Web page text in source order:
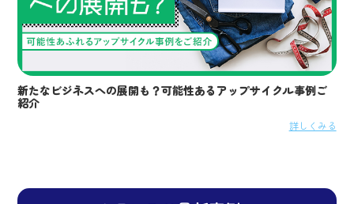
新たなビジネスへの展開も？可能性あるアップサイクル事例ご
紹介
詳しくみる